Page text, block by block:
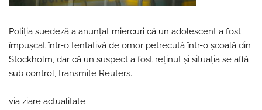
Poliţia suedeză a anunţat miercuri că un adolescent a fost
împuşcat într-o tentativă de omor petrecută într-o şcoală din
Stockholm, dar că un suspect a fost reţinut şi situaţia se află
sub control, transmite Reuters.
via ziare actualitate